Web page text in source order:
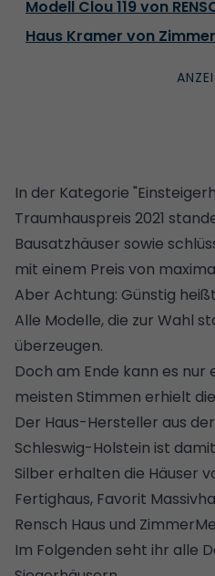
Modell Clou 119 von
Haus Kramer von
In der Kategorie
Traumhauspreis 2021
Bausatzhäuser sowie
mit einem Preis von
Aber Achtung: Günstig
Alle Modelle, die zur Wahl
überzeugen.
Doch am Ende kann es nur
meisten Stimmen erhielt
Der Haus-Hersteller aus
Schleswig-Holstein ist
Silber erhalten die Häuser
Fertighaus, Favorit
Rensch Haus und
Im Folgenden seht ihr alle